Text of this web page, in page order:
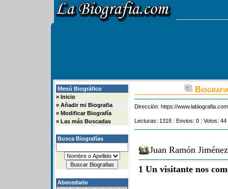
Menú Biográfico
» Inicio
» Añadir mi Biografia
» Modificar Biografía
» Las más Buscadas
Busca Biografías
Abecedario
Dirección: https://
Lecturas: 1318 : Envios: 0 : Votos:
Juan Ramón
1 Un visitante nos